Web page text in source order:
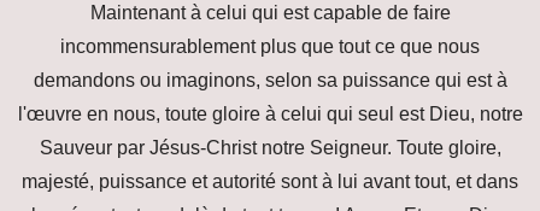
Maintenant à celui qui est capable de faire
incommensurablement plus que tout ce que nous
demandons ou imaginons, selon sa puissance qui est à
l'œuvre en nous, toute gloire à celui qui seul est Dieu, notre
Sauveur par Jésus-Christ notre Seigneur. Toute gloire,
majesté, puissance et autorité sont à lui avant tout, et dans